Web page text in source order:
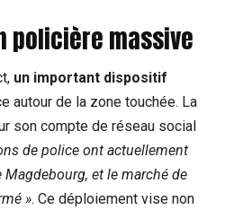
policière massive
un important dispositif
autour de la zone touchée. La
son compte de réseau social
de police ont actuellement
et le marché de
». Ce déploiement vise non